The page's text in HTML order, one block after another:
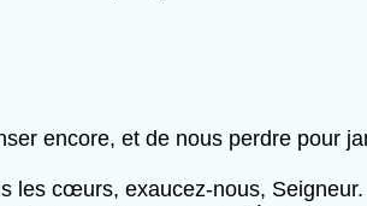
encore, et de nous perdre pour
les cœurs, exaucez-nous, Seigneur.